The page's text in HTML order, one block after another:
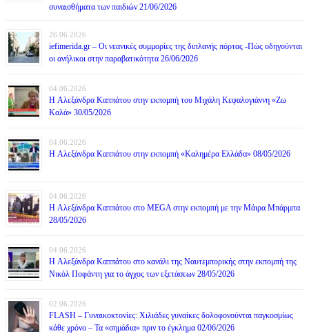
συναισθήματα των παιδιών 21/06/2026
26.06.2026
iefimerida.gr – Οι νεανικές συμμορίες της διπλανής πόρτας -Πώς οδηγούνται
οι ανήλικοι στην παραβατικότητα 26/06/2026
04.06.2026
H Αλεξάνδρα Καππάτου στην εκπομπή του Μιχάλη Κεφαλογιάννη «Ζω
Καλά» 30/05/2026
04.06.2026
H Αλεξάνδρα Καππάτου στην εκπομπή «Καλημέρα Ελλάδα» 08/05/2026
04.06.2026
H Αλεξάνδρα Καππάτου στο MEGA στην εκπομπή με την Μάιρα Mπάρμπα
28/05/2026
04.06.2026
H Αλεξάνδρα Καππάτου στο κανάλι της Ναυτεμπορικής στην εκπομπή της
Νικόλ Ποφάντη για το άγχος των εξετάσεων 28/05/2026
02.06.2026
FLASH – Γυναικοκτονίες: Χιλιάδες γυναίκες δολοφονούνται παγκοσμίως
κάθε χρόνο – Τα «σημάδια» πριν το έγκλημα 02/06/2026